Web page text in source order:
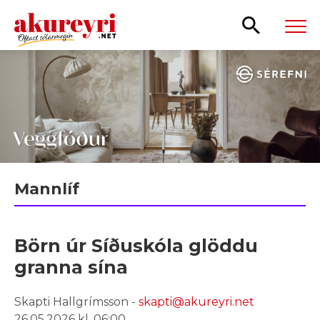
Leita
Mannlíf
Börn úr Síðuskóla glöddu
granna sína
Skapti Hallgrímsson - skapti@akureyri.net